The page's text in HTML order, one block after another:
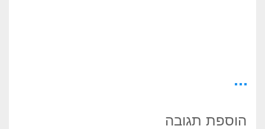
הוספת תגובה